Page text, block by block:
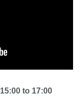
15:00 to 17:00